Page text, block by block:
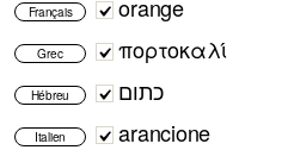
Français orange
Grec πορτοκαλί
Hébreu כתום
Italien arancione